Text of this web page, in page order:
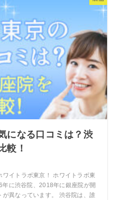
になる口コミは？渋
較！
イトラボ東京！ ホワイトラボ東
に渋谷院、2018年に銀座院が開
が異なっています。 渋谷院は、誰